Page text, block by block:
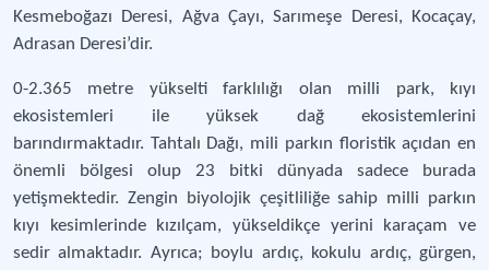
Kesmeboğazı Deresi, Ağva Çayı, Sarımeşe Deresi, Kocaçay,
Adrasan Deresi’dir.
0-2.365 metre yükselti farklılığı olan milli park, kıyı
ekosistemleri ile yüksek dağ ekosistemlerini
barındırmaktadır. Tahtalı Dağı, mili parkın floristik açıdan en
önemli bölgesi olup 23 bitki dünyada sadece burada
yetişmektedir. Zengin biyolojik çeşitliliğe sahip milli parkın
kıyı kesimlerinde kızılçam, yükseldikçe yerini karaçam ve
sedir almaktadır. Ayrıca; boylu ardıç, kokulu ardıç, gürgen,